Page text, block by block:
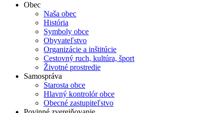
Obec
Naša obec
História
Symboly obce
Obyvateľstvo
Organizácie a inštitúcie
Cestovný ruch, kultúra, šport
Životné prostredie
Samospráva
Starosta obce
Hlavný kontrolór obce
Obecné zastupiteľstvo